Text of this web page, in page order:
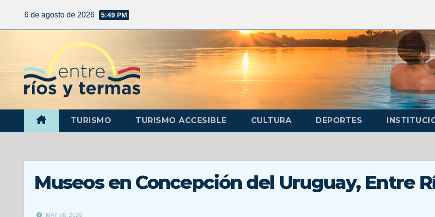
6 de agosto de 2026 5:49 PM
TURISMO TURISMO ACCESIBLE CULTURA DEPORTES
Museos en Concepción del Uruguay, Entre
MAY 28, 2026